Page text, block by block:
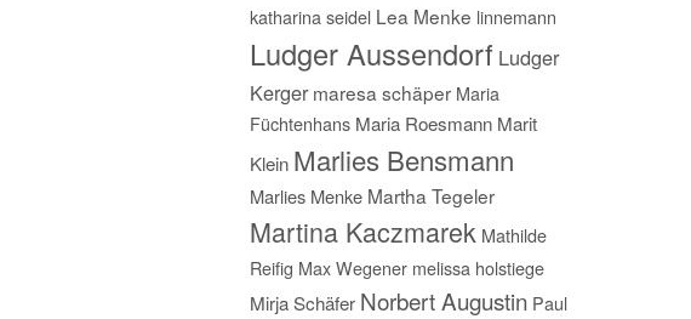
katharina seidel Lea Menke linnemann
Ludger Aussendorf Ludger
Kerger maresa schäper Maria
Füchtenhans Maria Roesmann Marit
Klein Marlies Bensmann
Marlies Menke Martha Tegeler
Martina Kaczmarek Mathilde
Reifig Max Wegener melissa holstiege
Mirja Schäfer Norbert Augustin Paul